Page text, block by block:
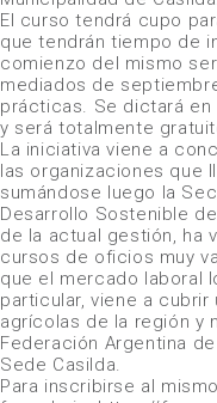
El curso tendrá cupo
que tendrán tiempo de
comienzo del mismo
mediados de
prácticas. Se dictará
y será totalmente
La iniciativa viene a
las organizaciones que
sumándose luego la
Desarrollo Sostenible
de la actual gestión, ha
cursos de oficios muy
que el mercado laboral
particular, viene a
agrícolas de la región y
Federación Argentina
Sede Casilda.
Para inscribirse al